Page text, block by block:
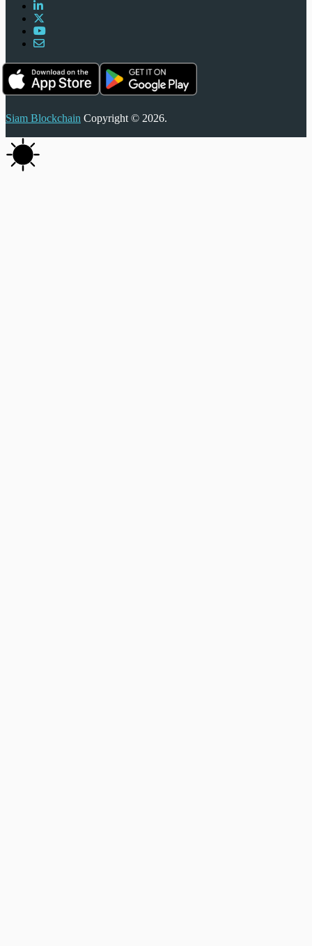
Siam Blockchain Copyright © 2026.